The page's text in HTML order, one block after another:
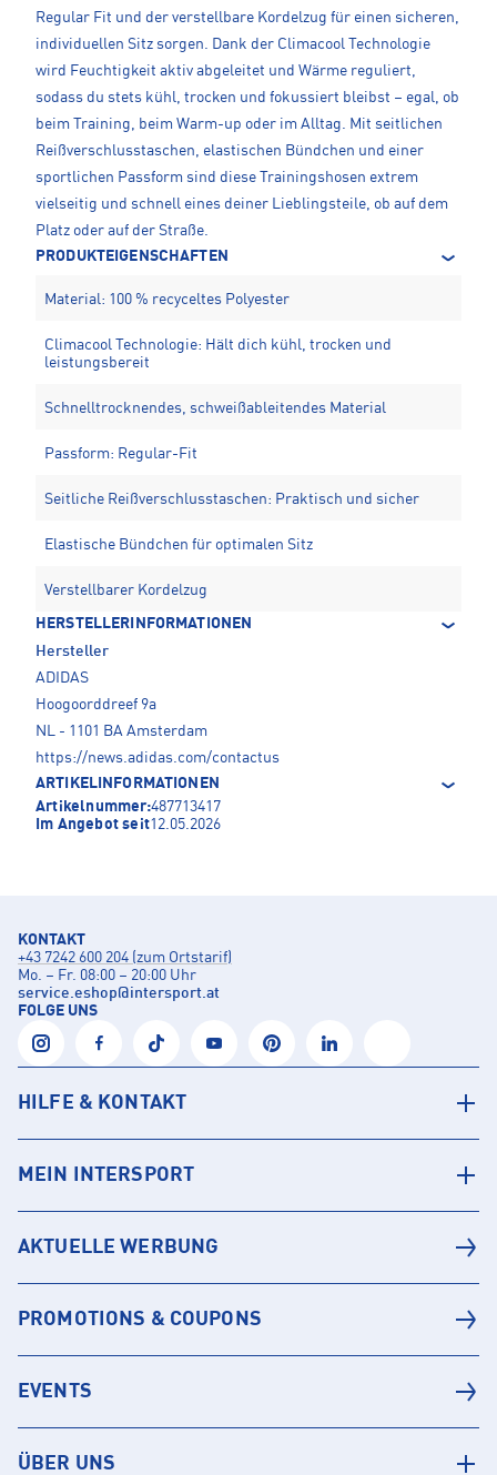
Regular Fit und der verstellbare Kordelzug für einen sicheren,
individuellen Sitz sorgen. Dank der Climacool Technologie
wird Feuchtigkeit aktiv abgeleitet und Wärme reguliert,
sodass du stets kühl, trocken und fokussiert bleibst – egal, ob
beim Training, beim Warm-up oder im Alltag. Mit seitlichen
Reißverschlusstaschen, elastischen Bündchen und einer
sportlichen Passform sind diese Trainingshosen extrem
vielseitig und schnell eines deiner Lieblingsteile, ob auf dem
Platz oder auf der Straße.
PRODUKTEIGENSCHAFTEN
Material: 100 % recyceltes Polyester
Climacool Technologie: Hält dich kühl, trocken und
leistungsbereit
Schnelltrocknendes, schweißableitendes Material
Passform: Regular-Fit
Seitliche Reißverschlusstaschen: Praktisch und sicher
Elastische Bündchen für optimalen Sitz
Verstellbarer Kordelzug
HERSTELLERINFORMATIONEN
Hersteller
ADIDAS
Hoogoorddreef 9a
NL - 1101 BA Amsterdam
https://news.adidas.com/contactus
ARTIKELINFORMATIONEN
Artikelnummer:487713417
Im Angebot seit12.05.2026
KONTAKT
+43 7242 600 204 (zum Ortstarif)
Mo. – Fr. 08:00 – 20:00 Uhr
service.eshop@intersport.at
FOLGE UNS
HILFE & KONTAKT
MEIN INTERSPORT
AKTUELLE WERBUNG
PROMOTIONS & COUPONS
EVENTS
ÜBER UNS